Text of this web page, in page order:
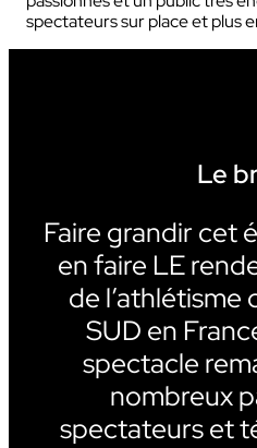
spectateurs sur place et plus
Le
Faire grandir cet
en faire LE
de l’athlétisme
SUD en
spectacle
nombreux
spectateurs et